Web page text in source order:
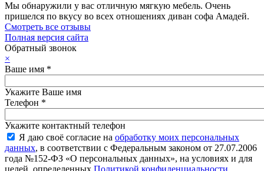
Мы обнаружили у вас отличную мягкую мебель. Очень
пришелся по вкусу во всех отношениях диван софа Амадей.
Смотреть все отзывы
Полная версия сайта
Обратный звонок
×
Ваше имя *
Укажите Ваше имя
Телефон *
Укажите контактный телефон
Я даю своё согласие на обработку моих персональных
данных, в соответствии с Федеральным законом от 27.07.2006
года №152-ФЗ «О персональных данных», на условиях и для
целей, определенных Политикой конфиденциальности